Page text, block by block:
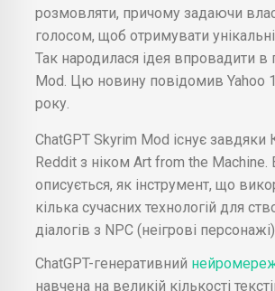
розмовляти, причому задаючи
голосом, щоб отримувати унікальні
Так народилася ідея впровадити в
Mod. Цю новину повідомив Yahoo
року.
ChatGPT Skyrim Mod існує завдяки
Reddit з ніком Art from the Machine.
описується, як інструмент, що
кілька сучасних технологій для
діалогів з NPC (неігрові
ChatGPT-генеративний
навчена на великій кількості